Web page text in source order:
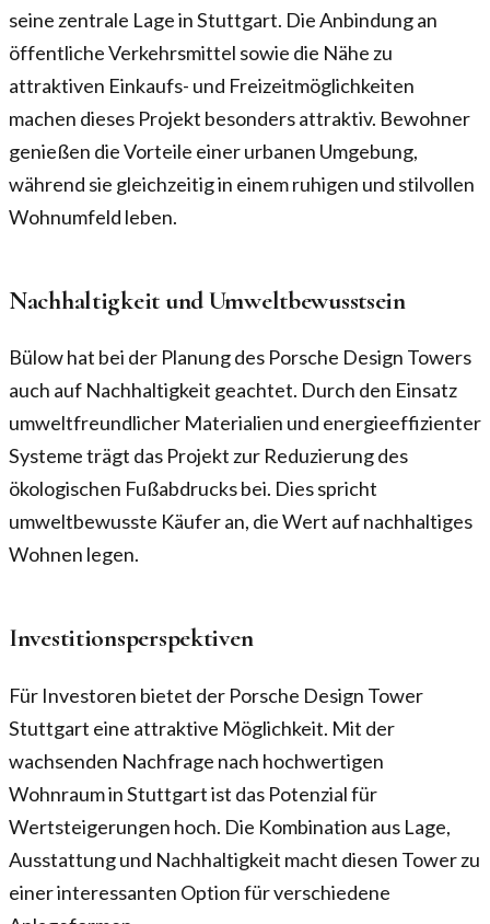
seine zentrale Lage in Stuttgart. Die Anbindung an
öffentliche Verkehrsmittel sowie die Nähe zu
attraktiven Einkaufs- und Freizeitmöglichkeiten
machen dieses Projekt besonders attraktiv. Bewohner
genießen die Vorteile einer urbanen Umgebung,
während sie gleichzeitig in einem ruhigen und stilvollen
Wohnumfeld leben.
Nachhaltigkeit und Umweltbewusstsein
Bülow hat bei der Planung des Porsche Design Towers
auch auf Nachhaltigkeit geachtet. Durch den Einsatz
umweltfreundlicher Materialien und energieeffizienter
Systeme trägt das Projekt zur Reduzierung des
ökologischen Fußabdrucks bei. Dies spricht
umweltbewusste Käufer an, die Wert auf nachhaltiges
Wohnen legen.
Investitionsperspektiven
Für Investoren bietet der Porsche Design Tower
Stuttgart eine attraktive Möglichkeit. Mit der
wachsenden Nachfrage nach hochwertigen
Wohnraum in Stuttgart ist das Potenzial für
Wertsteigerungen hoch. Die Kombination aus Lage,
Ausstattung und Nachhaltigkeit macht diesen Tower zu
einer interessanten Option für verschiedene